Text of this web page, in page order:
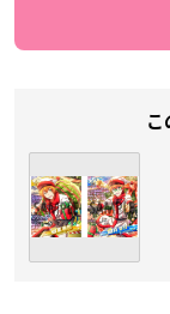
こ